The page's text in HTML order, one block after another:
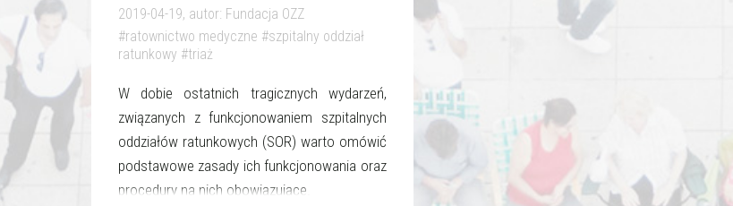
2019-04-19, autor: Fundacja OZZ
#ratownictwo medyczne #szpitalny oddział
ratunkowy #triaż
W dobie ostatnich tragicznych wydarzeń,
związanych z funkcjonowaniem szpitalnych
oddziałów ratunkowych (SOR) warto omówić
podstawowe zasady ich funkcjonowania oraz
procedury na nich obowiązujące.